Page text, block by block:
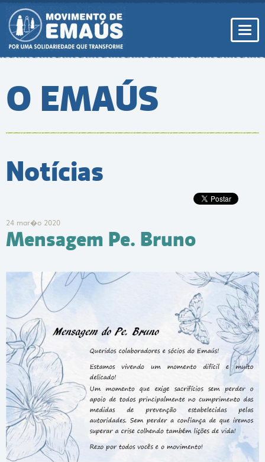
Pular
para
conteúdo
O EMAÚS
Notícias
24 mar�o 2020
Mensagem Pe. Bruno